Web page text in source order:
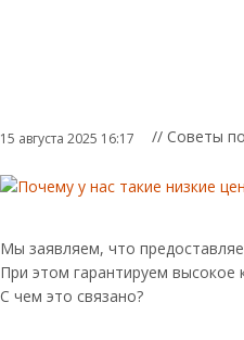
15 августа 2025 16:17 // Советы
Мы заявляем, что
При этом гарантируем высокое
С чем это связано?